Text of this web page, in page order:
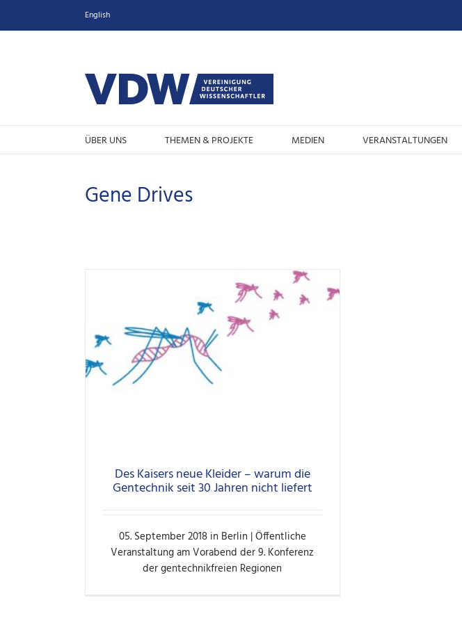
English
ÜBER UNS THEMEN & PROJEKTE MEDIEN VERANSTALTUNGEN
Gene Drives
Des Kaisers neue Kleider – warum die
Gentechnik seit 30 Jahren nicht liefert
05. September 2018 in Berlin | Öffentliche
Veranstaltung am Vorabend der 9. Konferenz
der gentechnikfreien Regionen